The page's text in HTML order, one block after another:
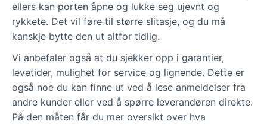
ellers kan porten åpne og lukke seg ujevnt og
rykkete. Det vil føre til større slitasje, og du må
kanskje bytte den ut altfor tidlig.
Vi anbefaler også at du sjekker opp i garantier,
levetider, mulighet for service og lignende. Dette er
også noe du kan finne ut ved å lese anmeldelser fra
andre kunder eller ved å spørre leverandøren direkte.
På den måten får du mer oversikt over hva